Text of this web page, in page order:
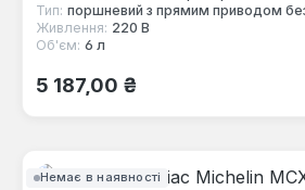
Тип: поршневий з прямим приводом
Живлення: 220 В
Об'єм: 6 л
Звичайна ціна:
5 187,00 ₴
Немає в наявності